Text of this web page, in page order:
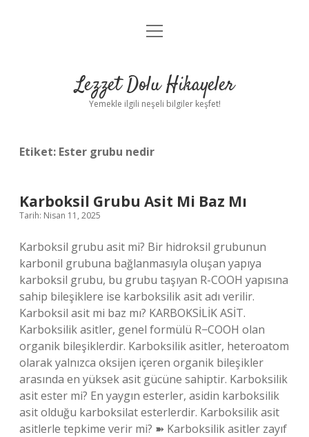
Anasayfa
Yasal Uyarı
menüyü
Lezzet Dolu Hikayeler
Yemekle ilgili neşeli bilgiler keşfet!
Etiket: Ester grubu nedir
Karboksil Grubu Asit Mi Baz Mı
Tarih: Nisan 11, 2025
Karboksil grubu asit mi? Bir hidroksil grubunun
karbonil grubuna bağlanmasıyla oluşan yapıya
karboksil grubu, bu grubu taşıyan R-COOH yapısına
sahip bileşiklere ise karboksilik asit adı verilir.
Karboksil asit mi baz mı? KARBOKSİLİK ASİT.
Karboksilik asitler, genel formülü R−COOH olan
organik bileşiklerdir. Karboksilik asitler, heteroatom
olarak yalnızca oksijen içeren organik bileşikler
arasında en yüksek asit gücüne sahiptir. Karboksilik
asit ester mi? En yaygın esterler, asidin karboksilik
asit olduğu karboksilat esterlerdir. Karboksilik asit
asitlerle tepkime verir mi? ➽ Karboksilik asitler zayıf